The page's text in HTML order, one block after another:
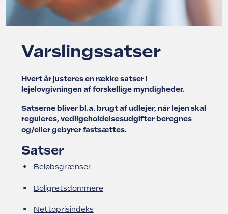
Varslingssatser
Hvert år justeres en række satser i
lejelovgivningen af forskellige myndigheder.
Satserne bliver bl.a. brugt af udlejer, når lejen skal
reguleres, vedligeholdelsesudgifter beregnes
og/eller gebyrer fastsættes.
Satser
Beløbsgrænser
Boligretsdommere
Nettoprisindeks
Struer Grundejerforening
Udlejerforeningen Midtvest
Viborg Udlejerforening
Udlejerforeningen Vestfyn
Vejle Grundejerforening